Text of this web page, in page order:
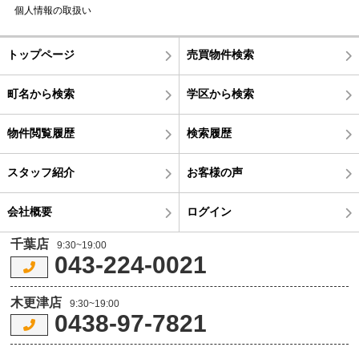
個人情報の取扱い
トップページ 売買物件検索
町名から検索 学区から検索
物件閲覧履歴 検索履歴
スタッフ紹介 お客様の声
会社概要 ログイン
千葉店 9:30~19:00
043-224-0021
木更津店 9:30~19:00
0438-97-7821